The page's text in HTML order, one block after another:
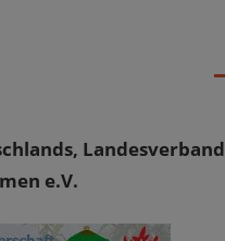
Landesverband
e.V.